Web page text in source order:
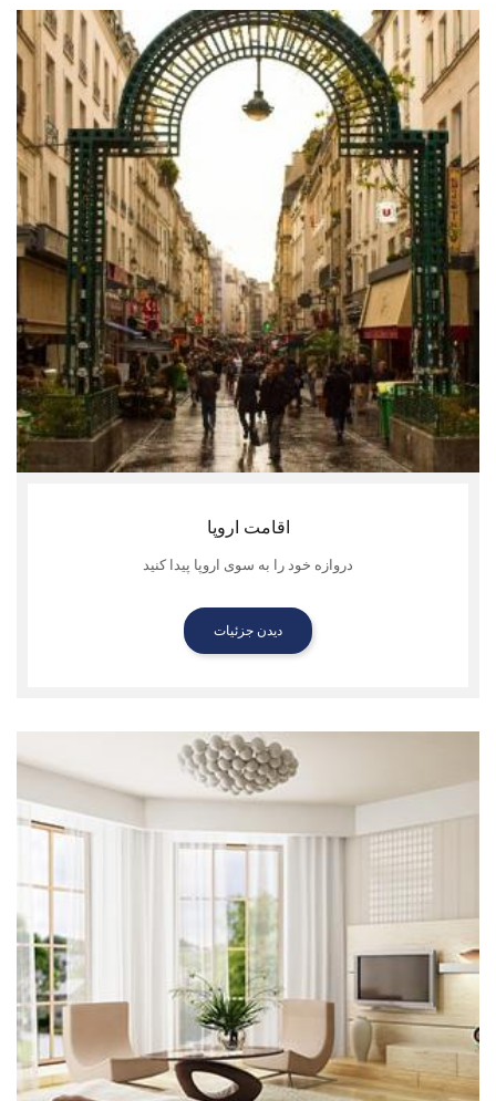
اقامت اروپا
دروازه خود را به سوی اروپا پیدا کنید
دیدن جزئیات